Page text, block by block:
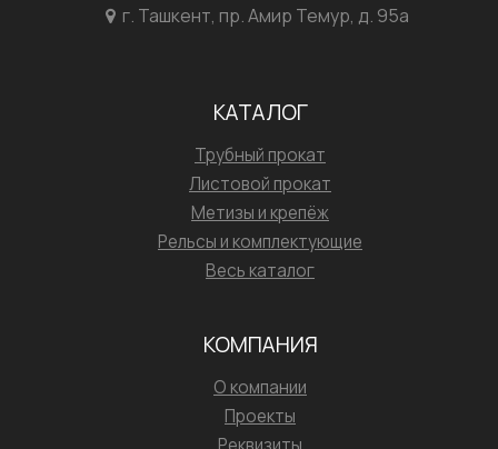
г. Ташкент, пр. Амир Темур, д. 95а
КАТАЛОГ
Трубный прокат
Листовой прокат
Метизы и крепёж
Рельсы и комплектующие
Весь каталог
КОМПАНИЯ
О компании
Проекты